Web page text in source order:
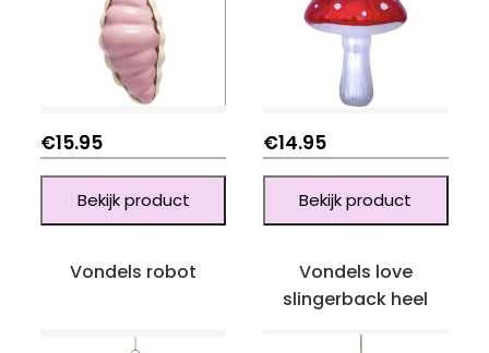
€15.95
Bekijk product
€14.95
Bekijk product
Vondels robot
Vondels love
slingerback heel